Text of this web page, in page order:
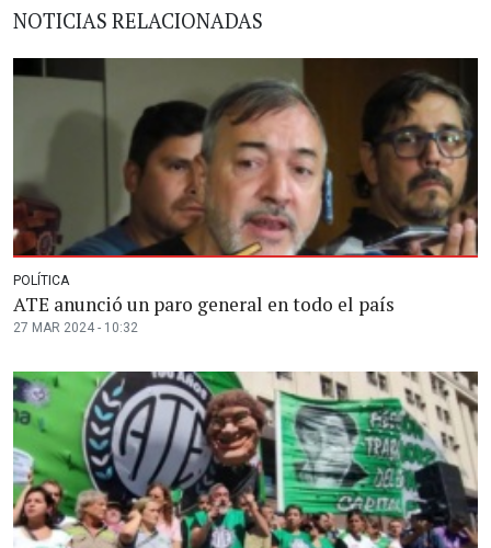
NOTICIAS RELACIONADAS
POLÍTICA
ATE anunció un paro general en todo el país
27 MAR 2024 - 10:32